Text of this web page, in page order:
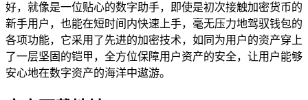
好，就像是一位贴心的数字助手，即使是初次接触加密货币的
新手用户，也能在短时间内快速上手，毫无压力地驾驭钱包的
各项功能，它采用了先进的加密技术，如同为用户的资产穿上
了一层坚固的铠甲，全方位保障用户资产的安全，让用户能够
安心地在数字资产的海洋中遨游。